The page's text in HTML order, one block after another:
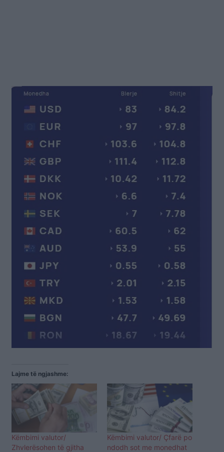
Lajme të ngjashme:
Këmbimi valutor/
Zhvlerësohen të gjitha
Këmbimi valutor/ Çfarë po
ndodh sot me monedhat